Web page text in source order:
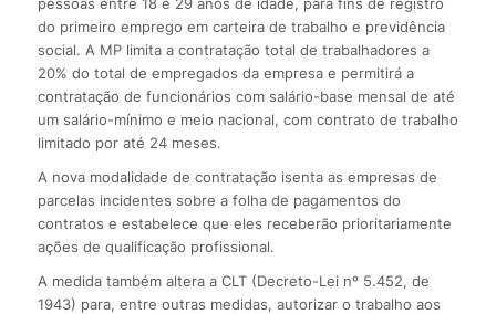
do primeiro emprego em carteira de trabalho e previdência
social. A MP limita a contratação total de trabalhadores a
20% do total de empregados da empresa e permitirá a
contratação de funcionários com salário-base mensal de até
um salário-mínimo e meio nacional, com contrato de trabalho
limitado por até 24 meses.
A nova modalidade de contratação isenta as empresas de
parcelas incidentes sobre a folha de pagamentos do
contratos e estabelece que eles receberão prioritariamente
ações de qualificação profissional.
A medida também altera a CLT (Decreto-Lei nº 5.452, de
1943) para, entre outras medidas, autorizar o trabalho aos